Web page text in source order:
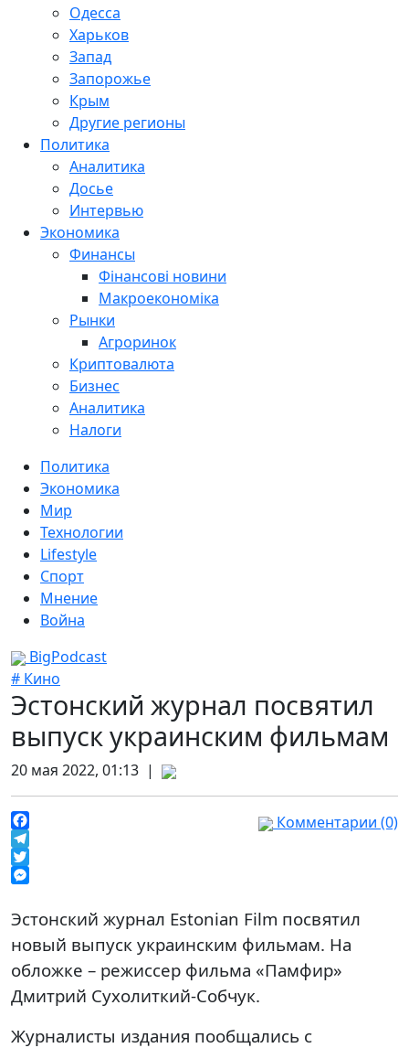
Одесса
Харьков
Запад
Запорожье
Крым
Другие регионы
Политика
Аналитика
Досье
Интервью
Экономика
Финансы
Фінансові новини
Макроекономіка
Рынки
Агроринок
Криптовалюта
Бизнес
Аналитика
Налоги
Политика
Экономика
Мир
Технологии
Lifestyle
Спорт
Мнение
Война
BigPodcast
# Кино
Эстонский журнал посвятил
выпуск украинским фильмам
20 мая 2022, 01:13 |
Facebook
Telegram
Twitter
Комментарии (0)
Эстонский журнал Estonian Film посвятил
новый выпуск украинским фильмам. На
обложке – режиссер фильма «Памфир»
Дмитрий Сухолиткий-Собчук.
Журналисты издания пообщались с